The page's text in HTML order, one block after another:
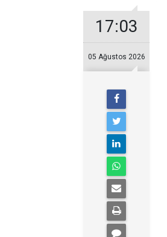
17:03
05 Ağustos 2026